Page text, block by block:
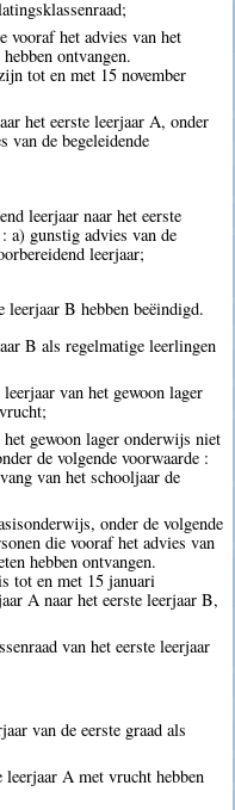
vooraf het advies van het
ontvangen.
tot en met 15 november
het eerste leerjaar A, onder
van de begeleidende
leerjaar naar het eerste
a) gunstig advies van de
leerjaar;
leerjaar B hebben beëindigd.
B als regelmatige leerlingen
van het gewoon lager
gewoon lager onderwijs niet
de volgende voorwaarde :
van het schooljaar de
onder de volgende
die vooraf het advies van
hebben ontvangen.
tot en met 15 januari
A naar het eerste leerjaar B,
van het eerste leerjaar
van de eerste graad als
leerjaar A met vrucht hebben